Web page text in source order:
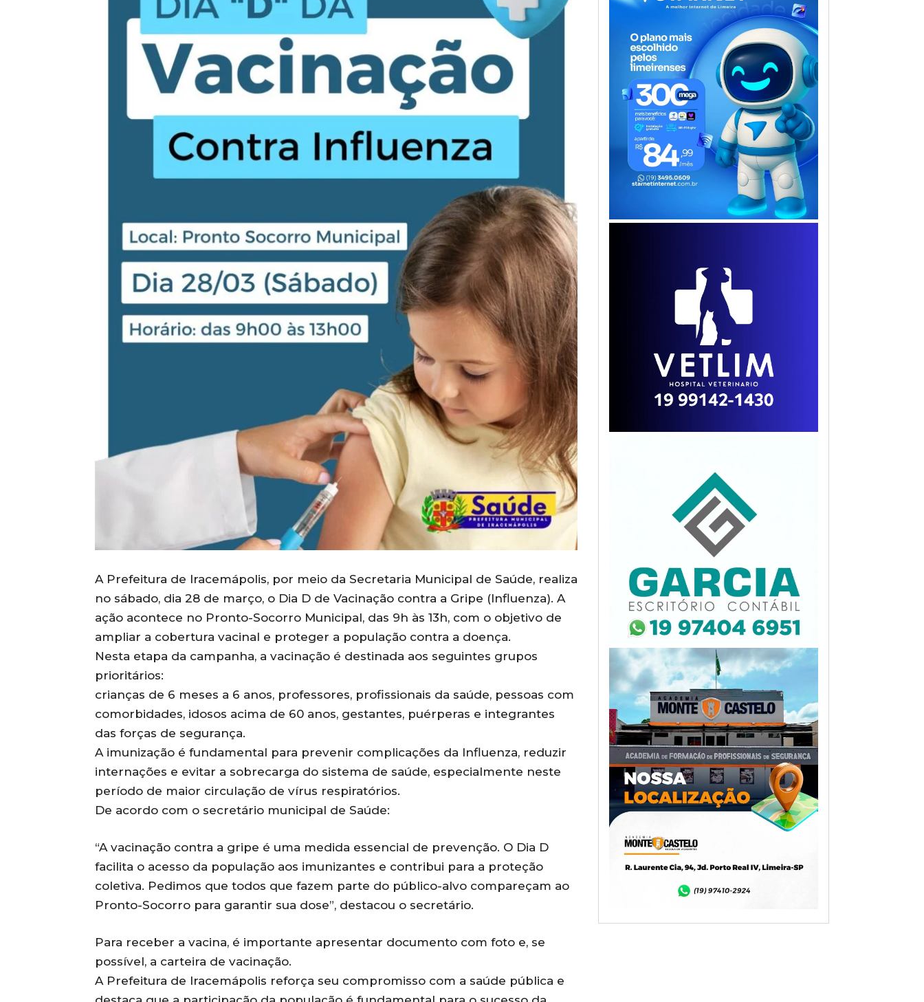
A Prefeitura de Iracemápolis, por meio da Secretaria Municipal de Saúde, realiza
no sábado, dia 28 de março, o Dia D de Vacinação contra a Gripe (Influenza). A
ação acontece no Pronto-Socorro Municipal, das 9h às 13h, com o objetivo de
ampliar a cobertura vacinal e proteger a população contra a doença.
Nesta etapa da campanha, a vacinação é destinada aos seguintes grupos
prioritários:
crianças de 6 meses a 6 anos, professores, profissionais da saúde, pessoas com
comorbidades, idosos acima de 60 anos, gestantes, puérperas e integrantes
das forças de segurança.
A imunização é fundamental para prevenir complicações da Influenza, reduzir
internações e evitar a sobrecarga do sistema de saúde, especialmente neste
período de maior circulação de vírus respiratórios.
De acordo com o secretário municipal de Saúde:
“A vacinação contra a gripe é uma medida essencial de prevenção. O Dia D
facilita o acesso da população aos imunizantes e contribui para a proteção
coletiva. Pedimos que todos que fazem parte do público-alvo compareçam ao
Pronto-Socorro para garantir sua dose”, destacou o secretário.
Para receber a vacina, é importante apresentar documento com foto e, se
possível, a carteira de vacinação.
A Prefeitura de Iracemápolis reforça seu compromisso com a saúde pública e